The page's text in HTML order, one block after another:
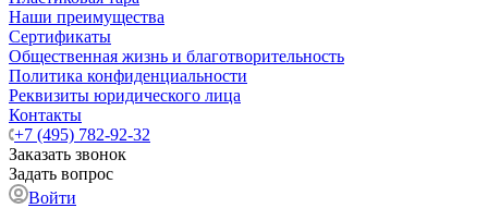
Наши преимущества
Сертификаты
Общественная жизнь и благотворительность
Политика конфиденциальности
Реквизиты юридического лица
Контакты
+7 (495) 782-92-32
Заказать звонок
Задать вопрос
Войти